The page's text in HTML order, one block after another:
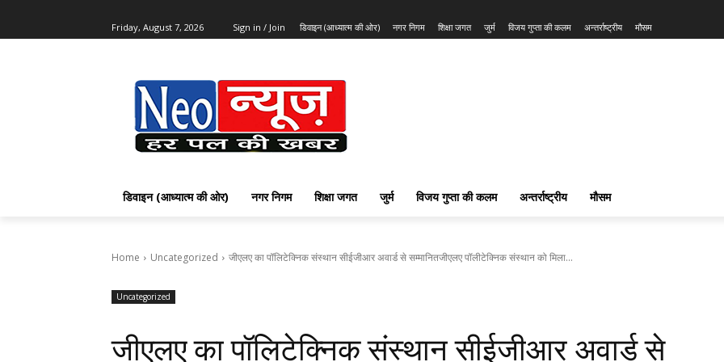
Friday, August 7, 2026 Sign in / Join डिवाइन (आध्यात्म की ओर) नगर निगम शिक्षा जगत जुर्म विजय गुप्ता की कलम अन्तर्राष्ट्रीय मौसम
डिवाइन (आध्यात्म की ओर) नगर निगम शिक्षा जगत जुर्म विजय गुप्ता की कलम अन्तर्राष्ट्रीय मौसम
Home Uncategorized जीएलए का पॉलिटेक्निक संस्थान सीईजीआर अवार्ड से सम्मानितजीएलए पॉलीटेक्निक संस्थान को मिला...
Uncategorized
जीएलए का पॉलिटेक्निक संस्थान सीईजीआर अवार्ड से